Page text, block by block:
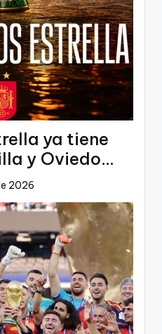
ya tiene
y Oviedo
2026